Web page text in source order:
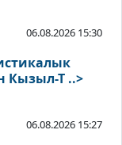
06.08.2026 15:30
Кызыл-Т ..>
06.08.2026 15:27